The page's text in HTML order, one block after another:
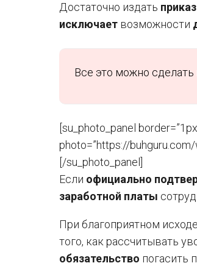
Достаточно издать
исключает возможности
Все это можно сделать
[su_photo_panel
photo=”https://
[/su_photo_panel]
Если официально
заработной платы
При благоприятном
того, как рассчитывать
обязательство погасить